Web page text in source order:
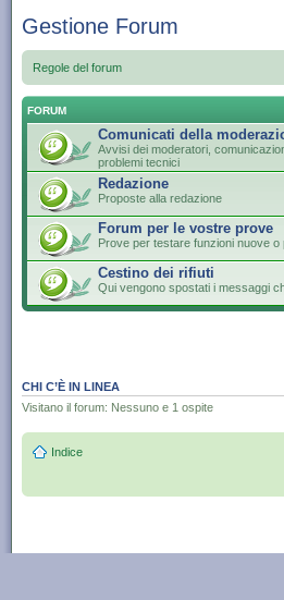
Gestione Forum
Regole del forum
FORUM
Comunicati della
Avvisi dei moderatori,
problemi tecnici
Redazione
Proposte alla redazione
Forum per le vostre prove
Prove per testare funzioni nuove
Cestino dei rifiuti
Qui vengono spostati i messaggi
CHI C’È IN LINEA
Visitano il forum: Nessuno e 1 ospite
Indice